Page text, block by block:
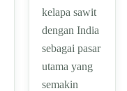
kelapa sawit
dengan India
sebagai pasar
utama yang
semakin